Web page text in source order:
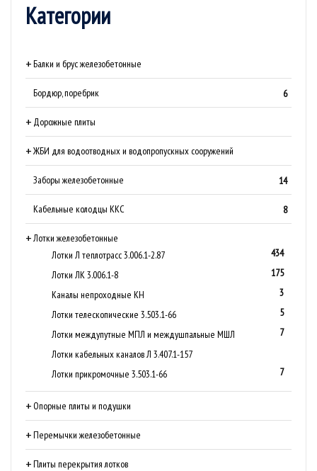
Категории
Балки и брус железобетонные
Бордюр, поребрик 6
Дорожные плиты
ЖБИ для водоотводных и водопропускных сооружений
Заборы железобетонные 14
Кабельные колодцы ККС 8
Лотки железобетонные
Лотки Л теплотрасс 3.006.1-2.87
434
Лотки ЛК 3.006.1-8
175
Каналы непроходные КН
3
Лотки телескопические 3.503.1-66
5
Лотки междупутные МПЛ и междушпальные МШЛ
7
Лотки кабельных каналов Л 3.407.1-157
Лотки прикромочные 3.503.1-66
7
Опорные плиты и подушки
Перемычки железобетонные
Плиты перекрытия лотков